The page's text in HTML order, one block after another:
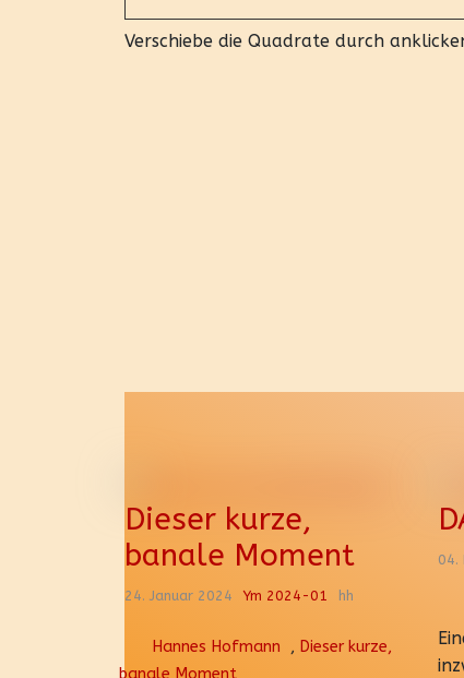
Verschiebe die Quadrate durch
Dieser kurze,
banale Moment
24. Januar 2024 Ym 2024-01 hh
Hannes Hofmann , Dieser kurze,
banale Moment
04.